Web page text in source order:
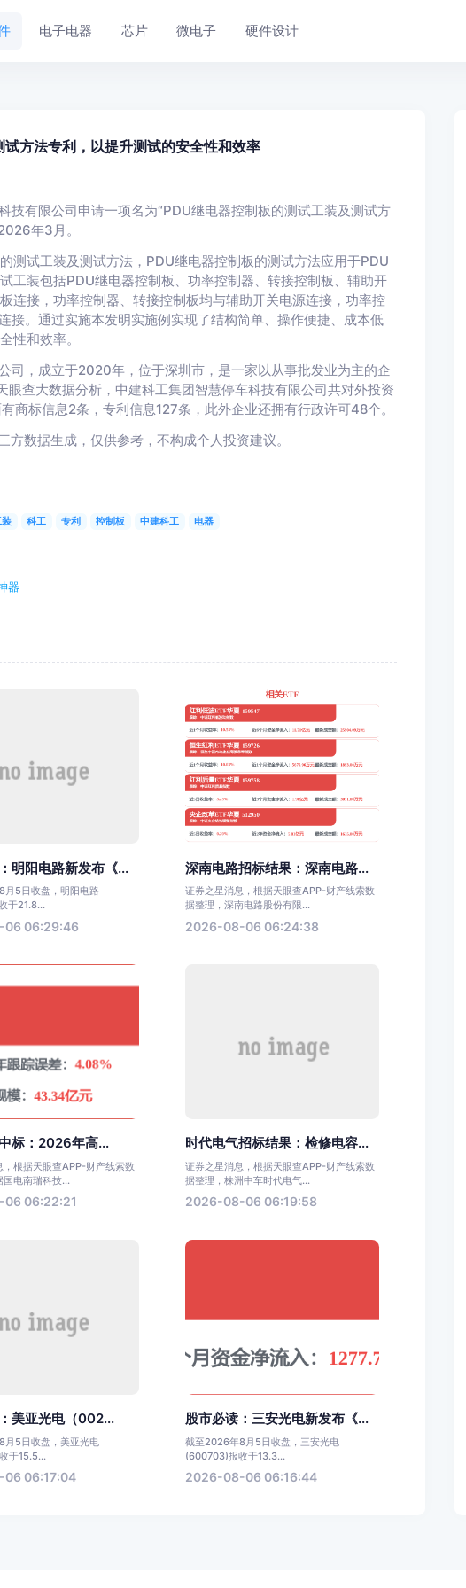
电子电器 芯片 微电子 硬件设计
方法专利，以提升测试的安全性和效率
技有限公司申请一项名为“PDU继电器控制板的测试工装及测试方
年3月。
测试工装及测试方法，PDU继电器控制板的测试方法应用于PDU
工装包括PDU继电器控制板、功率控制器、转接控制板、辅助开
连接，功率控制器、转接控制板均与辅助开关电源连接，功率控
接。通过实施本发明实施例实现了结构简单、操作便捷、成本低
性和效率。
司，成立于2020年，位于深圳市，是一家以从事批发业为主的企
查大数据分析，中建科工集团智慧停车科技有限公司共对外投资
商标信息2条，专利信息127条，此外企业还拥有行政许可48个。
数据生成，仅供参考，不构成个人投资建议。
装 科工 专利 控制板 中建科工 电器
器
明阳电路新发布《...
月5日收盘，明阳电路
于21.8...
06:29:46
深南电路招标结果：深南电路...
证券之星消息，根据天眼查APP-财产线索数
据整理，深南电路股份有限...
2026-08-06 06:24:38
标：2026年高...
，根据天眼查APP-财产线索数
国电南瑞科技...
06:22:21
时代电气招标结果：检修电容...
证券之星消息，根据天眼查APP-财产线索数
据整理，株洲中车时代电气...
2026-08-06 06:19:58
美亚光电（002...
月5日收盘，美亚光电
于15.5...
06:17:04
股市必读：三安光电新发布《...
截至2026年8月5日收盘，三安光电
(600703)报收于13.3...
2026-08-06 06:16:44